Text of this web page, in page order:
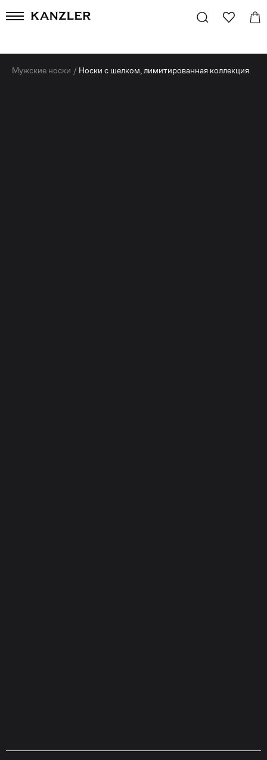
Мужские носки / Носки с шелком, лимитированная коллекция